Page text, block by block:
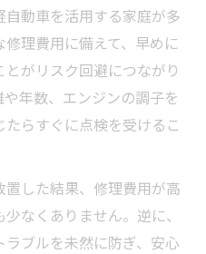
動車を活用する家庭が多
理費用に備えて、早めに
がリスク回避につながり
年数、エンジンの調子を
らすぐに点検を受けるこ
した結果、修理費用が高
なくありません。逆に、
ブルを未然に防ぎ、安心